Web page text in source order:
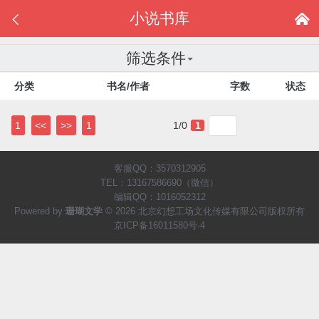
 
小说书库
筛选条件
分类 书名/作者 字数 状态
1/0
1 << 1
>> 1
客服QQ：3570312905
TEL：13167586690（微信）
编辑QQ：1016052312
Powered by 珊瑚文学 © 2026 北京幻想工场文化传媒有限公司版权所有
京ICP备16011580号-4